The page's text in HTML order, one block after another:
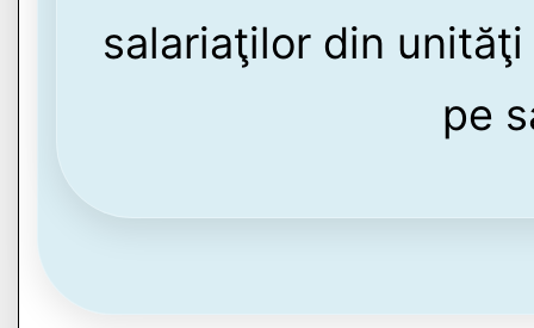
salariaţilor din
pe